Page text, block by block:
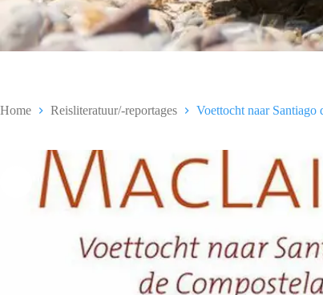
Home Reisliteratuur/-reportages Voettocht naar